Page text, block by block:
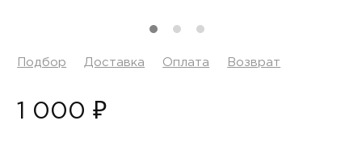
Подбор Доставка Оплата Возврат
1 000 ₽